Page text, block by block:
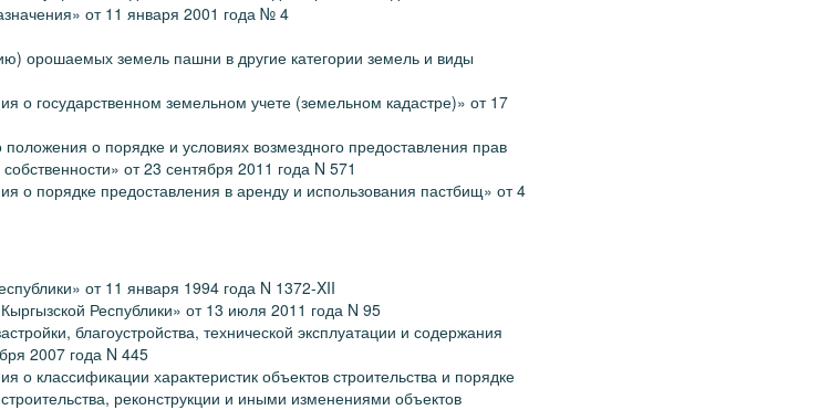
от 11 января 2001 года № 4
орошаемых земель пашни в другие категории земель и виды
о государственном земельном учете (земельном кадастре)» от 17
о порядке и условиях возмездного предоставления прав
от 23 сентября 2011 года N 571
о порядке предоставления в аренду и использования пастбищ» от 4
от 11 января 1994 года N 1372-XII
Республики» от 13 июля 2011 года N 95
благоустройства, технической эксплуатации и содержания
2007 года N 445
классификации характеристик объектов строительства и порядке
реконструкции и иными изменениями объектов